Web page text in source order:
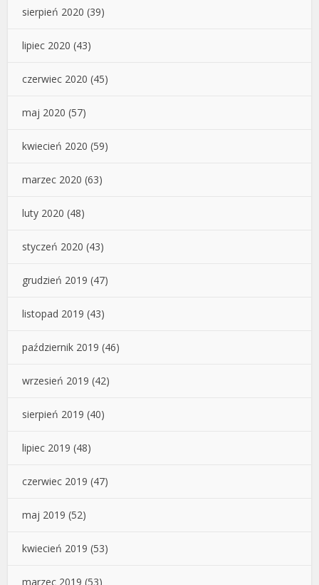
sierpień 2020 (39)
lipiec 2020 (43)
czerwiec 2020 (45)
maj 2020 (57)
kwiecień 2020 (59)
marzec 2020 (63)
luty 2020 (48)
styczeń 2020 (43)
grudzień 2019 (47)
listopad 2019 (43)
październik 2019 (46)
wrzesień 2019 (42)
sierpień 2019 (40)
lipiec 2019 (48)
czerwiec 2019 (47)
maj 2019 (52)
kwiecień 2019 (53)
marzec 2019 (53)